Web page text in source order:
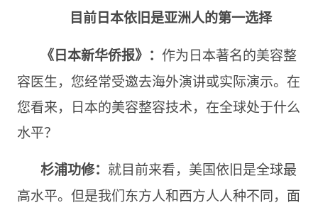
目前日本依旧是亚洲人的第一选择
《日本新华侨报》： 作为日本著名的美容整
容医生，您经常受邀去海外演讲或实际演示。在
您看来，日本的美容整容技术，在全球处于什么
水平？
杉浦功修： 就目前来看，美国依旧是全球最
高水平。但是我们东方人和西方人人种不同，面